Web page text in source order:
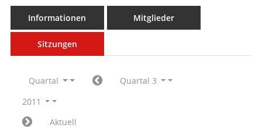
Informationen Mitglieder
Sitzungen
Quartal
Quartal 3
2011
Aktuell